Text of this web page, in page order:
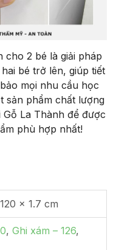
cho 2 bé là giải pháp
bé trở lên, giúp tiết
mọi nhu cầu học
sản phẩm chất lượng
La Thành để được
phù hợp nhất!
× 1.7 cm
, Ghi xám – 126,